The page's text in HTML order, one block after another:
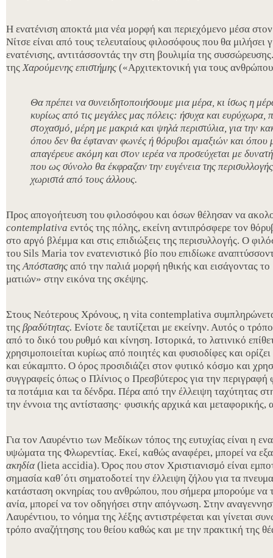
Η ενατένιση αποκτά μια νέα μορφή και περιεχόμενο μέσα
Νίτσε είναι από τους τελευταίους φιλοσόφους που θα μιλήσει
ενατένισης, αντιτάσσοντάς την στη βουλιμία της
της Χαρούμενης επιστήμης («Αρχιτεκτονική για τους
Θα πρέπει να συνειδητοποιήσουμε μια μέρα, κι ίσως η
κυρίως από τις μεγάλες μας πόλεις: ήσυχα και ευρύχωρα,
στοχασμό, μέρη με μακριά και ψηλά περιστύλια, για την
όπου δεν θα έφταναν φωνές ή θόρυβοι αμαξιών και όπου
απαγέρευε ακόμη και στον ιερέα να προσεύχεται με
που ως σύνολο θα έκφραζαν την ευγένεια της
χωριστά από τους άλλους.
Προς απογοήτευση του φιλοσόφου και όσων θέλησαν να
contemplativa εντός της πόλης, εκείνη αντιπρόσφερε τον
στο αργό βλέμμα και στις επιδιώξεις της περισυλλογής. Ο
του Sils Maria τον ενατενιστικό βίο που επιδίωκε
τηςΑπόστασης από την παλιά μορφή ηθικής και εισάγοντας
ματιών» στην εικόνα της σκέψης.
Στους Νεότερους Χρόνους, η vita contemplativa
της βραδύτητας. Ενίοτε δε ταυτίζεται με εκείνην. Αυτός ο
από το δικό του ρυθμό και κίνηση. Ιστορικά, το λατινικό
χρησιμοποιείται κυρίως από ποιητές και φυσιοδίφες και
και εύκαμπτο. Ο όρος προσιδιάζει στον φυτικό κόσμο και
συγγραφείς όπως ο Πλίνιος ο Πρεσβύτερος για την
τα ποτάμια και τα δένδρα. Πέρα από την έλλειψη ταχύτητας
την έννοια της αντίστασης· φυσικής αρχικά και μεταφορικής,
Για τον Λαυρέντιο των Μεδίκων τόπος της ευτυχίας είναι η
υψώματα της Φλωρεντίας. Εκεί, καθώς αναφέρει, μπορεί να
ακηδία (lieta accidia). Όρος που στον Χριστιανισμό είναι
σημασία καθ΄ότι σηματοδοτεί την έλλειψη ζήλου για τα
κατάσταση οκνηρίας του ανθρώπου, που σήμερα μπορούμε να
ανία, μπορεί να τον οδηγήσει στην απόγνωση. Στην
Λαυρέντιου, το νόημα της λέξης αντιστρέφεται και γίνεται
τρόπο αναζήτησης του θείου καθώς και με την πρακτική της